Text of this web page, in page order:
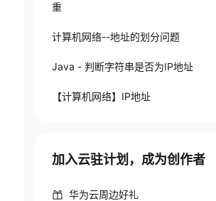
重
计算机网络--地址的划分问题
Java - 判断字符串是否为IP地址
【计算机网络】IP地址
加入云驻计划，成为创作者
华为云周边好礼